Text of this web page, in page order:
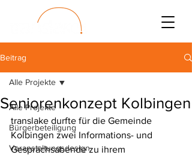
Beitrag
Alle Projekte
Bürgerbeteiligung
Veranstaltungsdesign
Alle Projekte
Seniorenkonzept Kolbingen
translake durfte für die Gemeinde
Kolbingen zwei Informations- und
Gesprächsabende zu ihrem